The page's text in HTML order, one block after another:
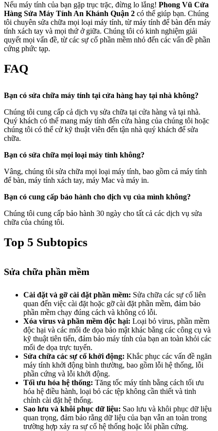
Nếu máy tính của bạn gặp trục trặc, đừng lo lắng! Phong Vũ Cửa
Hàng Sửa Máy Tính An Khánh Quận 2 có thể giúp bạn. Chúng
tôi chuyên sửa chữa mọi loại máy tính, từ máy tính để bàn đến máy
tính xách tay và mọi thứ ở giữa. Chúng tôi có kinh nghiệm giải
quyết mọi vấn đề, từ các sự cố phần mềm nhỏ đến các vấn đề phần
cứng phức tạp.
FAQ
Bạn có sửa chữa máy tính tại cửa hàng hay tại nhà không?
Chúng tôi cung cấp cả dịch vụ sửa chữa tại cửa hàng và tại nhà.
Quý khách có thể mang máy tính đến cửa hàng của chúng tôi hoặc
chúng tôi có thể cử kỹ thuật viên đến tận nhà quý khách để sửa
chữa.
Bạn có sửa chữa mọi loại máy tính không?
Vâng, chúng tôi sửa chữa mọi loại máy tính, bao gồm cả máy tính
để bàn, máy tính xách tay, máy Mac và máy in.
Bạn có cung cấp bảo hành cho dịch vụ của mình không?
Chúng tôi cung cấp bảo hành 30 ngày cho tất cả các dịch vụ sửa
chữa của chúng tôi.
Top 5 Subtopics
Sửa chữa phần mềm
Cài đặt và gỡ cài đặt phần mềm: Sửa chữa các sự cố liên
quan đến việc cài đặt hoặc gỡ cài đặt phần mềm, đảm bảo
phần mềm chạy đúng cách và không có lỗi.
Xóa virus và phần mềm độc hại: Loại bỏ virus, phần mềm
độc hại và các mối đe dọa bảo mật khác bằng các công cụ và
kỹ thuật tiên tiến, đảm bảo máy tính của bạn an toàn khỏi các
mối đe dọa trực tuyến.
Sửa chữa các sự cố khởi động: Khắc phục các vấn đề ngăn
máy tính khởi động bình thường, bao gồm lỗi hệ thống, lỗi
phần cứng và lỗi khởi động.
Tối ưu hóa hệ thống: Tăng tốc máy tính bằng cách tối ưu
hóa hệ điều hành, loại bỏ các tệp không cần thiết và tinh
chỉnh cài đặt hệ thống.
Sao lưu và khôi phục dữ liệu: Sao lưu và khôi phục dữ liệu
quan trọng, đảm bảo rằng dữ liệu của bạn vẫn an toàn trong
trường hợp xảy ra sự cố hệ thống hoặc lỗi phần cứng.